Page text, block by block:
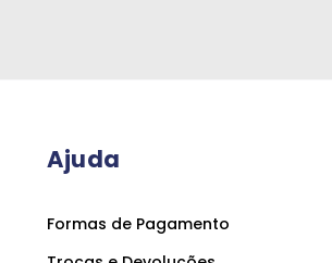
Ajuda
Formas de Pagamento